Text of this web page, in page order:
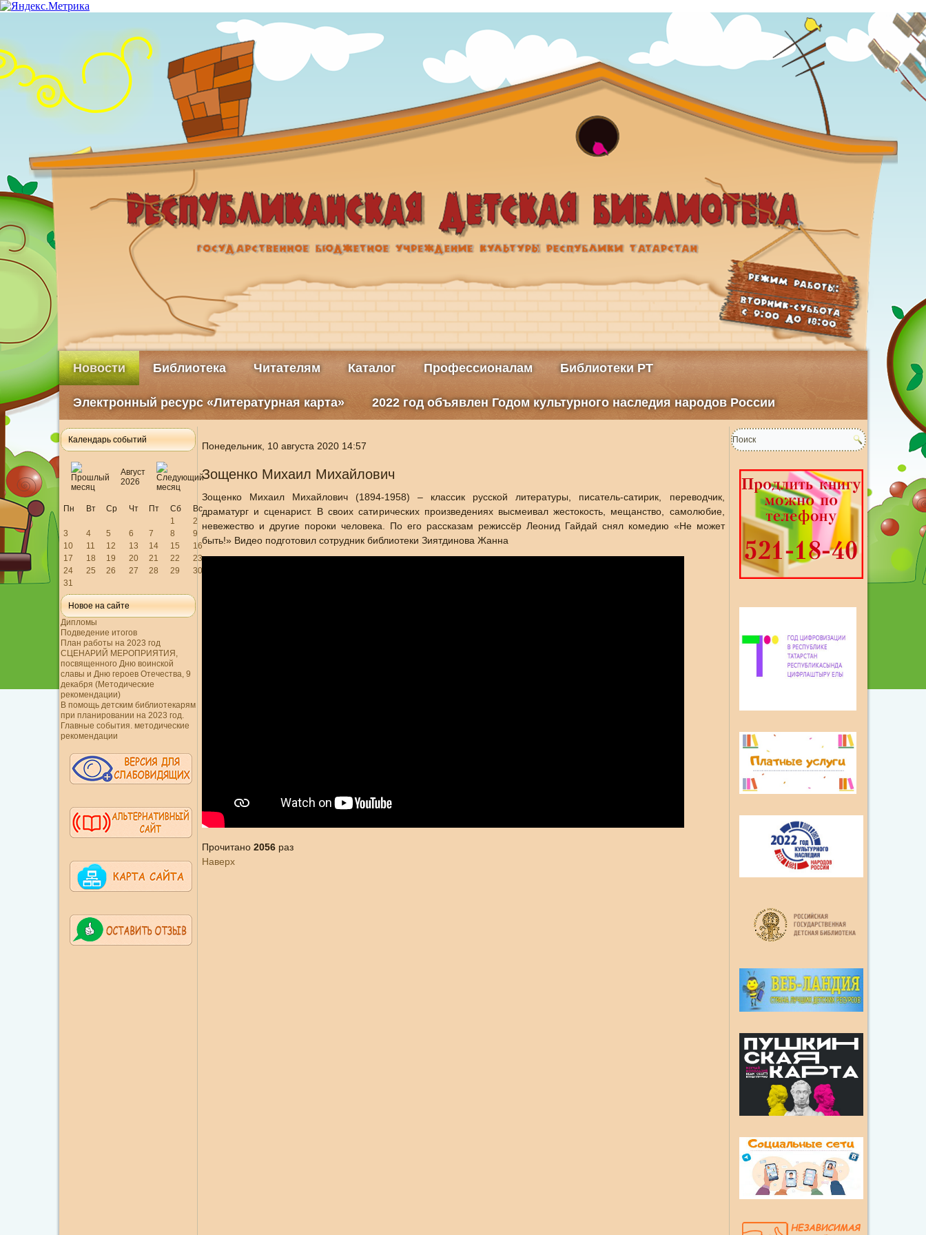
Новости Библиотека Читателям Каталог Профессионалам Библиотеки РТ
Электронный ресурс «Литературная карта» 2022 год объявлен Годом культурного наследия народов России
Календарь событий
Август
2026
Пн Вт Ср Чт Пт Сб
Вс
1
2
3
4 5 6 7 8
9
10
11 12 13 14 15
16
17
18 19 20 21 22
23
24
25 26 27 28 29
30
31
Новое на сайте
Дипломы
Подведение итогов
План работы на 2023 год
СЦЕНАРИЙ МЕРОПРИЯТИЯ,
посвященного Дню воинской
славы и Дню героев Отечества, 9
декабря (Методические
рекомендации)
В помощь детским библиотекарям
при планировании на 2023 год.
Главные события. методические
рекомендации
Понедельник, 10 августа 2020 14:57
Зощенко Михаил Михайлович
Зощенко Михаил Михайлович (1894-1958) – классик русской литературы, писатель-сатирик, переводчик,
драматург и сценарист. В своих сатирических произведениях высмеивал жестокость, мещанство, самолюбие,
невежество и другие пороки человека. По его рассказам режиссёр Леонид Гайдай снял комедию «Не может
быть!» Видео подготовил сотрудник библиотеки Зиятдинова Жанна
Прочитано 2056раз
Наверх